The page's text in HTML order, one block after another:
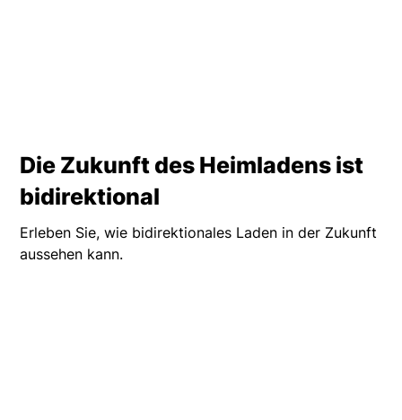
Die Zukunft des Heimladens ist
bidirektional
Erleben Sie, wie bidirektionales Laden in der Zukunft
aussehen kann.